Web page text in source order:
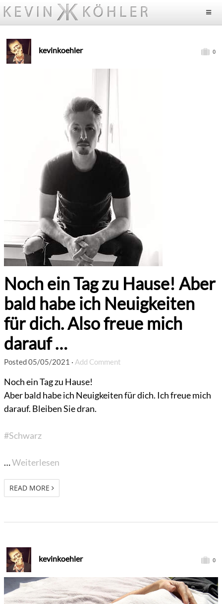
kevinkoehler 0
Noch ein Tag zu Hause! Aber
bald habe ich Neuigkeiten
für dich. Also freue mich
darauf …
Posted05/05/2021 · Add Comment
Noch ein Tag zu Hause!
Aber bald habe ich Neuigkeiten für dich. Ich freue mich
darauf. Bleiben Sie dran.
#Schwarz
…Weiterlesen
READ MORE
kevinkoehler 0